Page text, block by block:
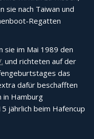
sie nach Taiwan und
Regatten
sie im Mai 1989 den
und richteten auf der
das
dafür beschafften
in Hamburg
jährlich beim Hafencup